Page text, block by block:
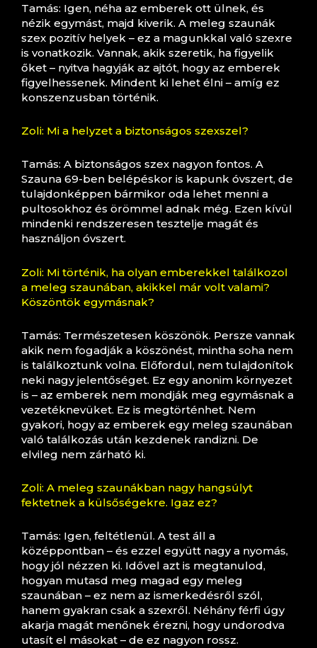
Tamás: Igen, néha az emberek ott ülnek, és
nézik egymást, majd kiverik. A meleg szaunák
szex pozitív helyek – ez a magunkkal való szexre
is vonatkozik. Vannak, akik szeretik, ha figyelik
őket – nyitva hagyják az ajtót, hogy az emberek
figyelhessenek. Mindent ki lehet élni – amíg ez
konszenzusban történik.
Zoli: Mi a helyzet a biztonságos szexszel?
Tamás: A biztonságos szex nagyon fontos. A
Szauna 69-ben belépéskor is kapunk óvszert, de
tulajdonképpen bármikor oda lehet menni a
pultosokhoz és örömmel adnak még. Ezen kívül
mindenki rendszeresen tesztelje magát és
használjon óvszert.
Zoli: Mi történik, ha olyan emberekkel találkozol
a meleg szaunában, akikkel már volt valami?
Köszöntök egymásnak?
Tamás: Természetesen köszönök. Persze vannak
akik nem fogadják a köszönést, mintha soha nem
is találkoztunk volna. Előfordul, nem tulajdonítok
neki nagy jelentőséget. Ez egy anonim környezet
is – az emberek nem mondják meg egymásnak a
vezetéknevüket. Ez is megtörténhet. Nem
gyakori, hogy az emberek egy meleg szaunában
való találkozás után kezdenek randizni. De
elvileg nem zárható ki.
Zoli: A meleg szaunákban nagy hangsúlyt
fektetnek a külsőségekre. Igaz ez?
Tamás: Igen, feltétlenül. A test áll a
középpontban – és ezzel együtt nagy a nyomás,
hogy jól nézzen ki. Idővel azt is megtanulod,
hogyan mutasd meg magad egy meleg
szaunában – ez nem az ismerkedésről szól,
hanem gyakran csak a szexről. Néhány férfi úgy
akarja magát menőnek érezni, hogy undorodva
utasít el másokat – de ez nagyon rossz.